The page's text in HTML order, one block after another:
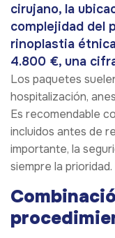
cirujano, la
complejidad del
rinoplastia
4.800 €, una
Los paquetes
hospitalización,
Es recomendable
incluidos antes de
importante, la
siempre la prioridad.